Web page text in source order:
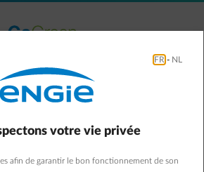
éolien de Retie
FR - NL
votre vie privée
afin de garantir le bon fonctionnement de son